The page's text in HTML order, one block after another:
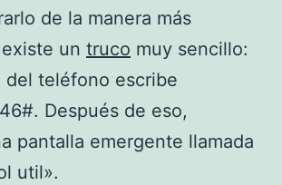
de la manera más
un truco muy sencillo:
del teléfono escribe
Después de eso,
pantalla emergente llamada
util».